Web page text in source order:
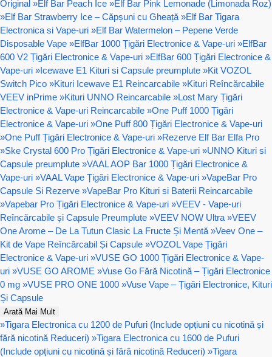
Original »Elf Bar Peach Ice »Elf Bar Pink Lemonade (Limonada Roz)
»Elf Bar Strawberry Ice – Căpșuni cu Gheață »Elf Bar Tigara
Electronica si Vape-uri »Elf Bar Watermelon – Pepene Verde
Disposable Vape »ElfBar 1000 Țigări Electronice & Vape-uri »ElfBar
600 V2 Țigări Electronice & Vape-uri »ElfBar 600 Țigări Electronice &
Vape-uri »Icewave E1 Kituri si Capsule preumplute »Kit VOZOL
Switch Pico »Kituri Icewave E1 Reincarcabile »Kituri Reîncărcabile
VEEV inPrime »Kituri UNNO Reincarcabile »Lost Mary Țigări
Electronice & Vape-uri Reincarcabile »One Puff 1000 Țigări
Electronice & Vape-uri »One Puff 800 Țigări Electronice & Vape-uri
»One Puff Țigări Electronice & Vape-uri »Rezerve Elf Bar Elfa Pro
»Ske Crystal 600 Pro Țigări Electronice & Vape-uri »UNNO Kituri si
Capsule preumplute »VAAL AOP Bar 1000 Țigări Electronice &
Vape-uri »VAAL Vape Țigări Electronice & Vape-uri »VapeBar Pro
Capsule Si Rezerve »VapeBar Pro Kituri si Baterii Reincarcabile
»Vapebar Pro Țigări Electronice & Vape-uri »VEEV - Vape-uri
Reîncărcabile și Capsule Preumplute »VEEV NOW Ultra »VEEV
One Arome – De La Tutun Clasic La Fructe Și Mentă »Veev One –
Kit de Vape Reîncărcabil Și Capsule »VOZOL Vape Țigări
Electronice & Vape-uri »VUSE GO 1000 Țigări Electronice & Vape-
uri »VUSE GO AROME »Vuse Go Fără Nicotină – Țigări Electronice
0 mg »VUSE PRO ONE 1000 »Vuse Vape – Țigări Electronice, Kituri
Și Capsule
Arată Mai Mult
»Tigara Electronica cu 1200 de Pufuri (Include opțiuni cu nicotină și
fără nicotină Reduceri) »Tigara Electronica cu 1600 de Pufuri
(Include opțiuni cu nicotină și fără nicotină Reduceri) »Tigara